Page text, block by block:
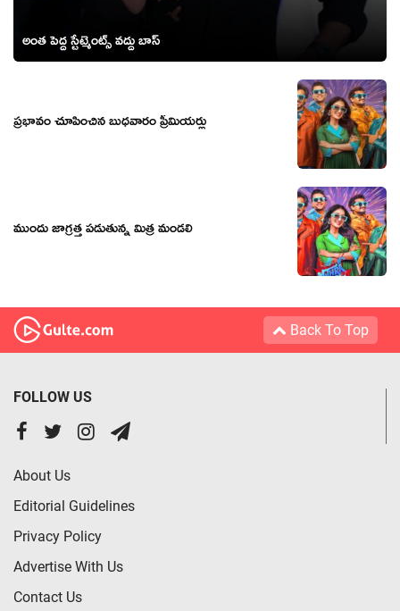
అంత పెద్ద స్టేట్మెంట్స్ వద్దు బాస్
ప్రభావం చూపించిన బుధవారం ప్రీమియర్లు
ముందు జాగ్రత్త పడుతున్న మిత్ర మండలి
Back To Top
FOLLOW US
About Us
Editorial Guidelines
Privacy Policy
Advertise With Us
Contact Us